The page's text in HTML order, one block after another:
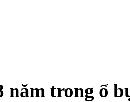
năm trong ổ